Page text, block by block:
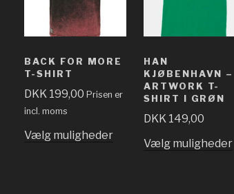
BACK FOR MORE
T-SHIRT
DKK 199,00 Prisen er
incl. moms
Vælg muligheder
HAN
KJØBENHAVN –
ARTWORK T-
SHIRT I GRØN
DKK149,00
Vælg muligheder